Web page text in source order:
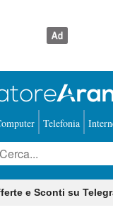
Telefonia
e Sconti su